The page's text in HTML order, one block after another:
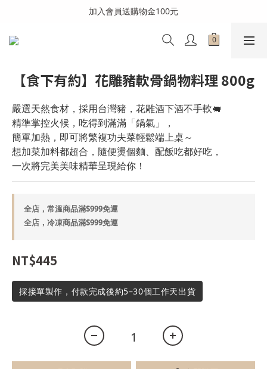
全館消費滿999免運費(溫層不同請分開結帳)
加入會員送購物金100元
全館消費滿999免運費(溫層不同請分開結帳)
【食下有約】花雕豬軟骨鍋物料理 800g
嚴選天然食材，採用台灣豬，花雕酒下酒不手軟🐖
精準掌控火候，吃得到滿滿「鍋氣」，
簡單加熱，即可將繁複功夫菜輕鬆端上桌～
想加菜加料都超合，隨便燙個麵、配飯吃都好吃，
一次將完美美味精華呈現給你！
全店，常溫商品滿$999免運
全店，冷凍商品滿$999免運
NT$445
採接單製作，付款完成後約5–30個工作天出貨